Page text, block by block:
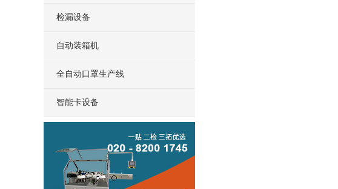
检漏设备
自动装箱机
全自动口罩生产线
智能卡设备